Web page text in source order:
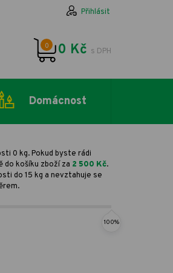
Přihlásit
0 0 Kč s DPH
Domácnost
0 kg. Pokud byste rádi
do košíku zboží za 2 500 Kč.
do 15 kg a nevztahuje se
100%